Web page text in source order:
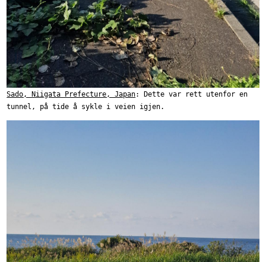
Sado, Niigata Prefecture, Japan: Dette var rett utenfor en
tunnel, på tide å sykle i veien igjen.